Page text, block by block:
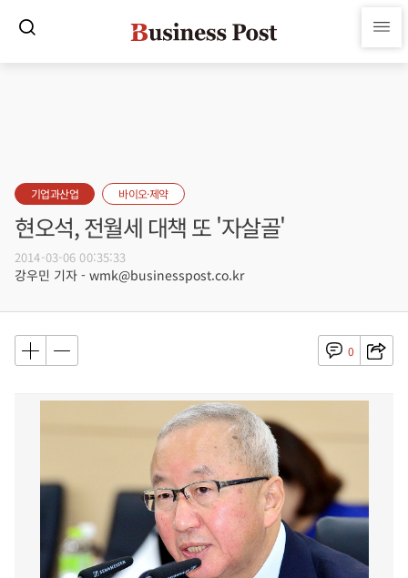
기업과산업 바이오·제약
현오석, 전월세 대책 또 '자살골'
2014-03-06 00:35:33
강우민 기자 - wmk@businesspost.co.kr
0